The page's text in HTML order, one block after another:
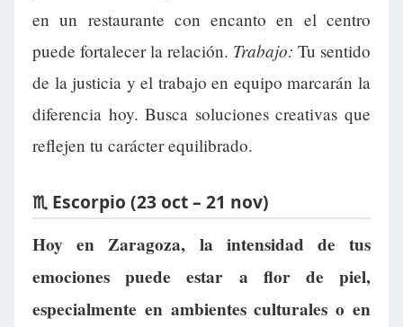
en un restaurante con encanto en el centro
puede fortalecer la relación. Trabajo: Tu sentido
de la justicia y el trabajo en equipo marcarán la
diferencia hoy. Busca soluciones creativas que
reflejen tu carácter equilibrado.
♏ Escorpio (23 oct – 21 nov)
Hoy en Zaragoza, la intensidad de tus
emociones puede estar a flor de piel,
especialmente en ambientes culturales o en